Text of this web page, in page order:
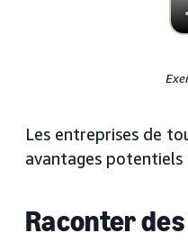
Les entreprises de
avantages potentiels
Raconter